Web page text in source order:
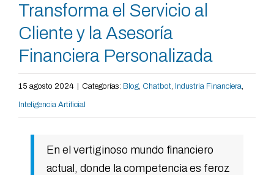
Transforma el Servicio al
Cliente y la Asesoría
Financiera Personalizada
15 agosto 2024 Categorías: Blog, Chatbot, Industria Financiera,
Inteligencia Artificial
En el vertiginoso mundo financiero
actual, donde la competencia es feroz